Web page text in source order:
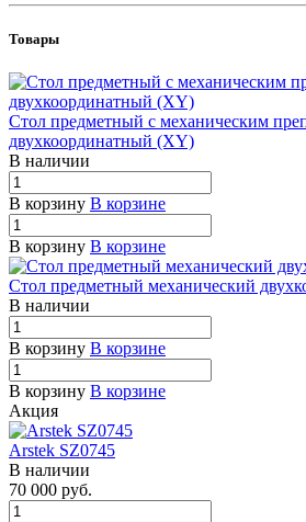
Товары
Стол предметный с механическим
двухкоординатный (XY)
В наличии
В корзину В корзине
В корзину В корзине
Стол предметный механический
В наличии
В корзину В корзине
В корзину В корзине
Акция
Arstek SZ0745
В наличии
70 000 руб.